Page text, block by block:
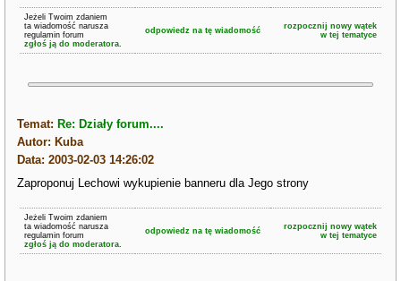
Jeżeli Twoim zdaniem
ta wiadomość narusza
regulamin forum
zgłoś ją do moderatora.
odpowiedz na tę wiadomość
rozpocznij nowy wątek
w tej tematyce
Temat: Re: Działy forum....
Autor: Kuba
Data: 2003-02-03 14:26:02
Zaproponuj Lechowi wykupienie banneru dla Jego strony
Jeżeli Twoim zdaniem
ta wiadomość narusza
regulamin forum
zgłoś ją do moderatora.
odpowiedz na tę wiadomość
rozpocznij nowy wątek
w tej tematyce